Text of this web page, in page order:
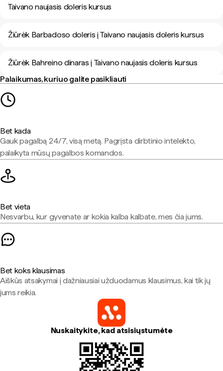
Taivano naujasis doleris kursus
Žiūrėk Barbadoso doleris į Taivano naujasis doleris kursus
Žiūrėk Bahreino dinaras į Taivano naujasis doleris kursus
Palaikumas, kuriuo galite pasikliauti
Bet kada
Gauk pagalbą 24/7, visą metą. Pagrįsta dirbtinio intelekto,
palaikyta mūsų pagalbos komandos.
Bet vieta
Nesvarbu, kur gyvenate ar kokia kalba kalbate, mes čia jums.
Bet koks klausimas
Aiškūs atsakymai į dažniausiai užduodamus klausimus, kai tik jų
jums reikia.
Nuskaitykite, kad atsisiųstumėte